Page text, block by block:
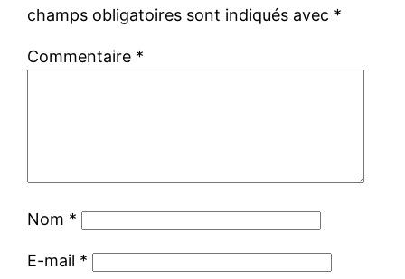
champs obligatoires sont indiqués avec *
Commentaire *
Nom *
E-mail *